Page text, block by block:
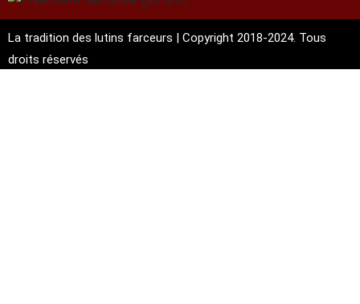
La tradition des lutins farceurs | Copyright 2018-2024. Tous
droits réservés